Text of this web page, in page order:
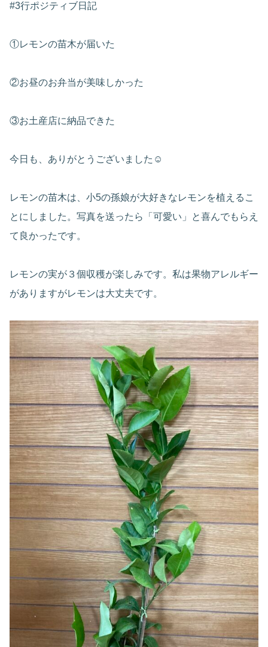
#3行ポジティブ日記
①レモンの苗木が届いた
②お昼のお弁当が美味しかった
③お土産店に納品できた
今日も、ありがとうございました☺️
レモンの苗木は、小5の孫娘が大好きなレモンを植えるこ
とにしました。写真を送ったら「可愛い」と喜んでもらえ
て良かったです。
レモンの実が３個収穫が楽しみです。私は果物アレルギー
がありますがレモンは大丈夫です。